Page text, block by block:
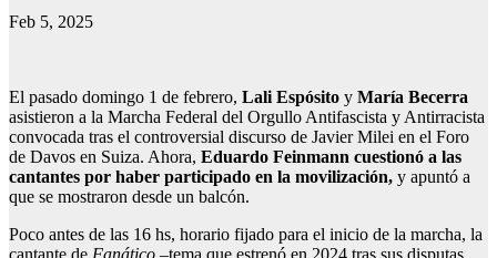
Feb 5, 2025
El pasado domingo 1 de febrero, Lali Espósito y María Becerra
asistieron a la Marcha Federal del Orgullo Antifascista y Antirracista
convocada tras el controversial discurso de Javier Milei en el Foro
de Davos en Suiza. Ahora, Eduardo Feinmann cuestionó a las
cantantes por haber participado en la movilización, y apuntó a
que se mostraron desde un balcón.
Poco antes de las 16 hs, horario fijado para el inicio de la marcha, la
cantante de Fanático –tema que estrenó en 2024 tras sus disputas